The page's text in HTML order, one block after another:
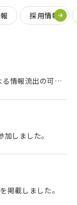
採用情報
可能性について。
しました。
掲載しました。